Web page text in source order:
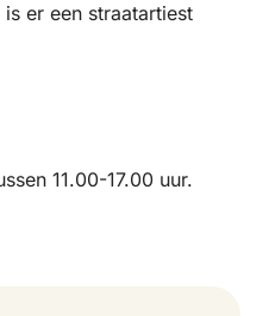
er een straatartiest
11.00-17.00 uur.